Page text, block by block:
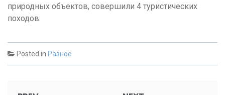
природных объектов, совершили 4 туристических
походов.
Posted in Разное